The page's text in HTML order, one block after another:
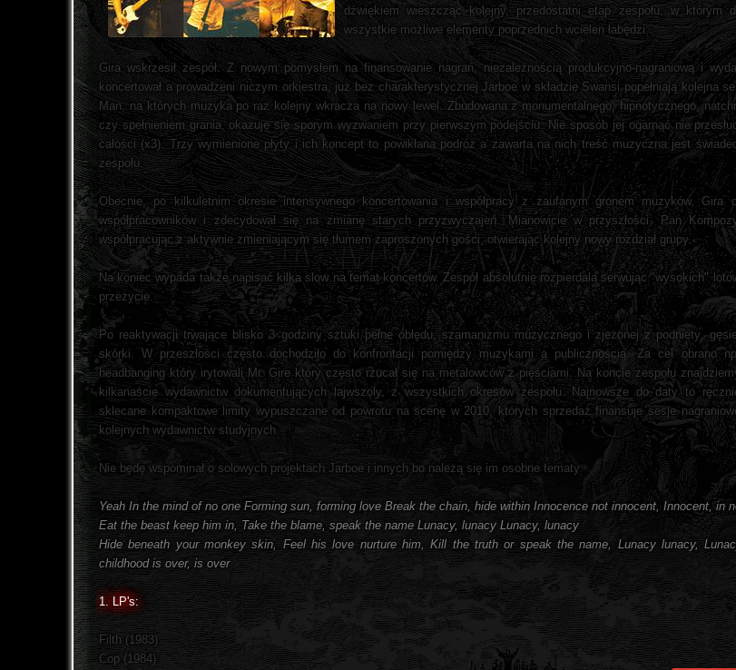
dźwiękiem wieszcząc kolejny, przedostatni etap zespołu, w którym
wszystkie możliwe elementy poprzednich wcieleń łabędzi.
Gira wskrzesił zespół. Z nowym pomysłem na finansowanie nagrań, niezależnością produkcyjno-nagraniową i
koncertował a prowadzeni niczym orkiestra, już bez charakterystycznej Jarboe w składzie Swansi popełniają kolejna
Man, na których muzyka po raz kolejny wkracza na nowy lewel. Zbudowana z monumentalnego, hipnotycznego,
czy spełnieniem grania, okazuje się sporym wyzwaniem przy pierwszym podejściu. Nie sposób jej ogarnąć nie
całości (x3). Trzy wymienione płyty i ich koncept to powikłana podróż a zawarta na nich treść muzyczna jest
zespołu.
Obecnie, po kilkuletnim okresie intensywnego koncertowania i współpracy z zaufanym gronem muzyków, Gira
współpracowników i zdecydował się na zmianę starych przyzwyczajeń. Mianowicie w przyszłości, Pan
współpracując z aktywnie zmieniającym się tłumem zaproszonych gości, otwierając kolejny nowy rozdział grupy.
Na koniec wypada także napisać kilka slow na temat koncertów.Zespół absolutnie rozpierdala serwując "wysokich"
przeżycie.
Po reaktywacji trwające blisko 3 godziny sztuki pełne obłędu, szamanizmu muzycznego i zjeżonej z podniety,
skórki. W przeszłości często dochodziło do konfrontacji pomiędzy muzykami a publicznością. Za cel obrano
headbanging który irytowali Mr. Gire który często rzucał się na metalowców z pięściami. Na koncie zespołu
kilkanaście wydawnictw dokumentujących lajwszoly, z wszystkich okresów zespołu. Najnowsze do daty to
sklecane kompaktowe limity wypuszczane od powrotu na scenę w 2010, których sprzedaż finansuje sesje
kolejnych wydawnictw studyjnych.
Nie będę wspominał o solowych projektach Jarboe i innych bo należą się im osobne tematy.
Yeah In the mind of no one Forming sun, forming love Break the chain, hide within Innocence not innocent, Innocent, in
Eat the beast keep him in, Take the blame, speak the name Lunacy, lunacy Lunacy, lunacy
Hide beneath your monkey skin, Feel his love nurture him, Kill the truth or speak the name, Lunacy lunacy,
childhood is over, is over
1. LP's:
Filth (1983)
Cop (1984)